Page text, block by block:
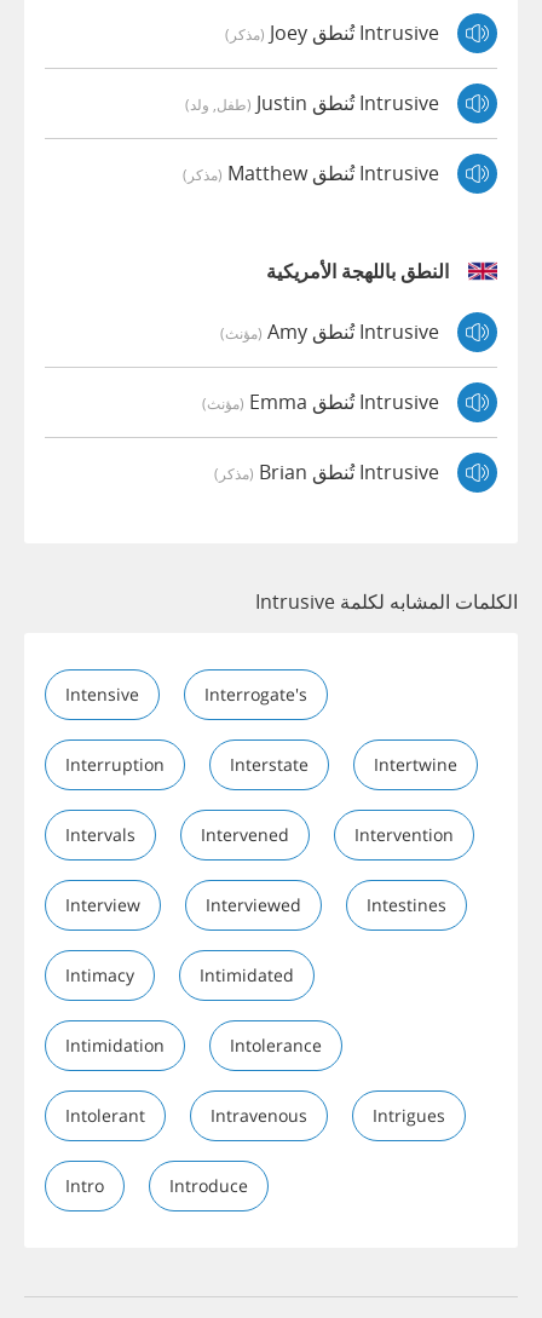
Intrusive تُنطق Joey (مذكر)
Intrusive تُنطق Justin (طفل, ولد)
Intrusive تُنطق Matthew (مذكر)
النطق باللهجة الأمريكية
Intrusive تُنطق Amy (مؤنث)
Intrusive تُنطق Emma (مؤنث)
Intrusive تُنطق Brian (مذكر)
الكلمات المشابه لكلمة Intrusive
Intensive Interrogate's
Interruption Interstate Intertwine
Intervals Intervened Intervention
Interview Interviewed Intestines
Intimacy Intimidated
Intimidation Intolerance
Intolerant Intravenous Intrigues
Intro Introduce